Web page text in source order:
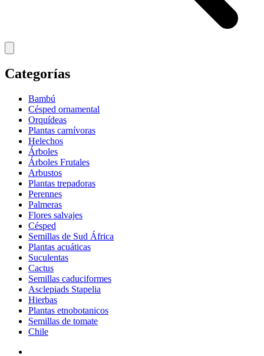
Categorías
Bambú
Césped ornamental
Orquídeas
Plantas carnívoras
Helechos
Árboles
Árboles Frutales
Arbustos
Plantas trepadoras
Perennes
Palmeras
Flores salvajes
Césped
Semillas de Sud África
Plantas acuáticas
Suculentas
Cactus
Semillas caduciformes
Asclepiads Stapelia
Hierbas
Plantas etnobotanicos
Semillas de tomate
Chile